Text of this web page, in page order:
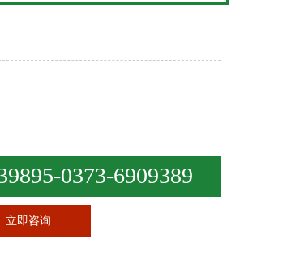
0373-6909389
立即咨询